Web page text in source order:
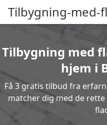
Tilbygning-med-
Tilbygning med
hjem i
Få 3 gratis tilbud fra
matcher dig med de